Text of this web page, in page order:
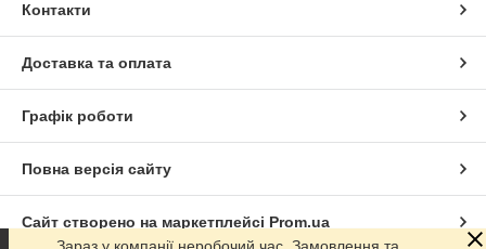
Контакти
Доставка та оплата
Графік роботи
Повна версія сайту
Сайт створено на маркетплейсі Prom.ua